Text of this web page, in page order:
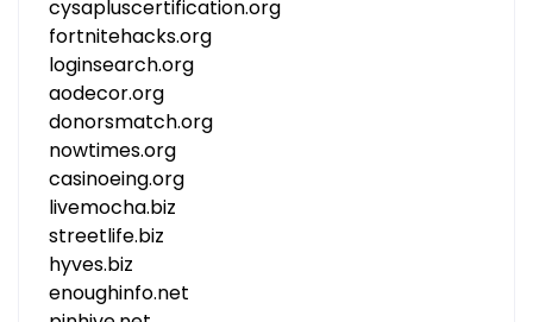
cysapluscertification.org
fortnitehacks.org
loginsearch.org
aodecor.org
donorsmatch.org
nowtimes.org
casinoeing.org
livemocha.biz
streetlife.biz
hyves.biz
enoughinfo.net